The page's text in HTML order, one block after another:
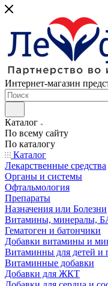
Интернет-магазин
Каталог
По всему сайту
По каталогу
Каталог
Лекарственные средства
Органы и системы
Офтальмология
Препараты
Назначения или Болезни
Витамины, минералы,
Гематоген и батончики
Добавки витамины и
Витаминны для детей и
Витаминные добавки
Добавки для ЖКТ